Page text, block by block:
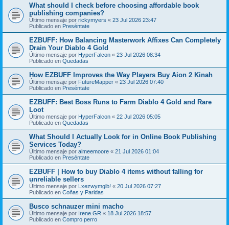
What should I check before choosing affordable book
publishing companies?
Último mensaje por rickymyers « 23 Jul 2026 23:47
Publicado en Preséntate
EZBUFF: How Balancing Masterwork Affixes Can Completely
Drain Your Diablo 4 Gold
Último mensaje por HyperFalcon « 23 Jul 2026 08:34
Publicado en Quedadas
How EZBUFF Improves the Way Players Buy Aion 2 Kinah
Último mensaje por FutureMapper « 23 Jul 2026 07:40
Publicado en Preséntate
EZBUFF: Best Boss Runs to Farm Diablo 4 Gold and Rare
Loot
Último mensaje por HyperFalcon « 22 Jul 2026 05:05
Publicado en Quedadas
What Should I Actually Look for in Online Book Publishing
Services Today?
Último mensaje por aimeemoore « 21 Jul 2026 01:04
Publicado en Preséntate
EZBUFF | How to buy Diablo 4 items without falling for
unreliable sellers
Último mensaje por Lxezwymglb! « 20 Jul 2026 07:27
Publicado en Coñas y Paridas
Busco schnauzer mini macho
Último mensaje por Irene.GR « 18 Jul 2026 18:57
Publicado en Compro perro